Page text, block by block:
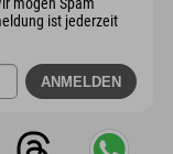
ist jederzeit